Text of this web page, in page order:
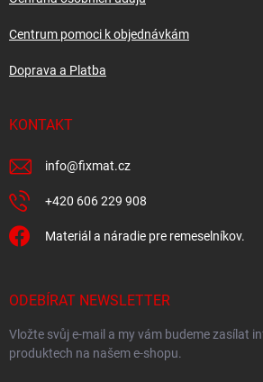
Centrum pomoci k objednávkám
Doprava a Platba
KONTAKT
info@fixmat.cz
+420 606 229 908
Materiál a náradie pre remeselníkov.
ODEBÍRAT NEWSLETTER
Vložte svůj e-mail a my vám budeme zasílat
produktech na našem e-shopu.